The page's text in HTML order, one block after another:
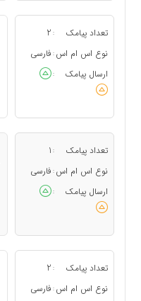
تعداد پیامک :
2
نوع اس ام اس : فارسی
ارسال پیامک
:
تعداد پیامک :
1
نوع اس ام اس : فارسی
ارسال پیامک
:
تعداد پیامک :
2
نوع اس ام اس : فارسی